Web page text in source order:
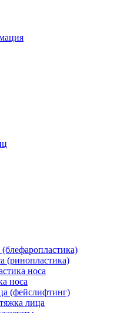
(ринопластика)
носа
носа
(фейслифтинг)
лица